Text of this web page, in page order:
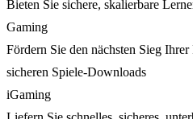
Bieten Sie sichere, skalierbare
Gaming
Fördern Sie den nächsten Sieg
sicheren Spiele-Downloads
iGaming